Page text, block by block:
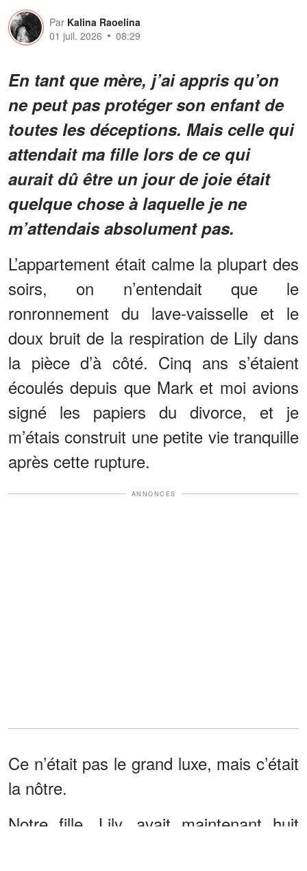
Par Kalina Raoelina
01 juil. 2026
08:29
En tant que mère, j’ai appris qu’on
ne peut pas protéger son enfant de
toutes les déceptions. Mais celle qui
attendait ma fille lors de ce qui
aurait dû être un jour de joie était
quelque chose à laquelle je ne
m’attendais absolument pas.
L’appartement était calme la plupart des
soirs, on n’entendait que le
ronronnement du lave-vaisselle et le
doux bruit de la respiration de Lily dans
la pièce d’à côté. Cinq ans s’étaient
écoulés depuis que Mark et moi avions
signé les papiers du divorce, et je
m’étais construit une petite vie tranquille
après cette rupture.
ANNONCES
Ce n’était pas le grand luxe, mais c’était
la nôtre.
Notre fille, Lily, avait maintenant huit